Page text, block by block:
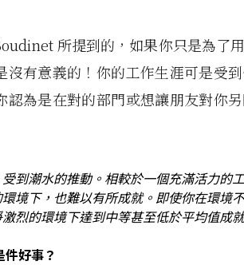
所提到的，如果你只是為了
沒有意義的！你的工作生涯可是受
認為是在對的部門或想讓朋友對你
受到潮水的推動。相較於一個充滿活力的
境下，也難以有所成就。即使你在環境
烈的環境下達到中等甚至低於平均值成
好事？